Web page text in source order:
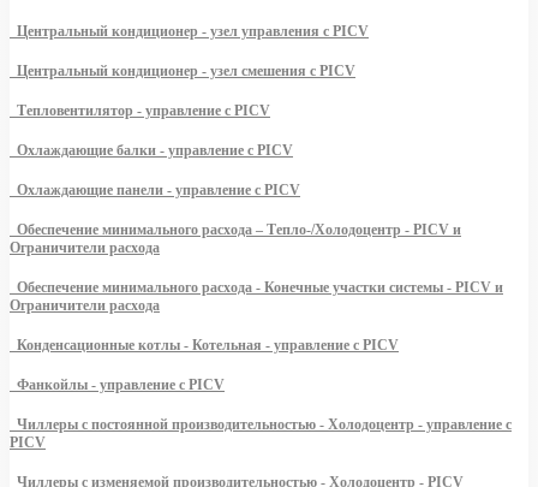
Центральный кондиционер - узел управления с PICV
Центральный кондиционер - узел смешения с PICV
Тепловентилятор - управление с PICV
Охлаждающие балки - управление с PICV
Охлаждающие панели - управление с PICV
Обеспечение минимального расхода – Тепло-/Холодоцентр - PICV и
Ограничители расхода
Обеспечение минимального расхода - Конечные участки системы - PICV и
Ограничители расхода
Конденсационные котлы - Котельная - управление с PICV
Фанкойлы - управление с PICV
Чиллеры с постоянной производительностью - Холодоцентр - управление с
PICV
Чиллеры с изменяемой производительностью - Холодоцентр - PICV